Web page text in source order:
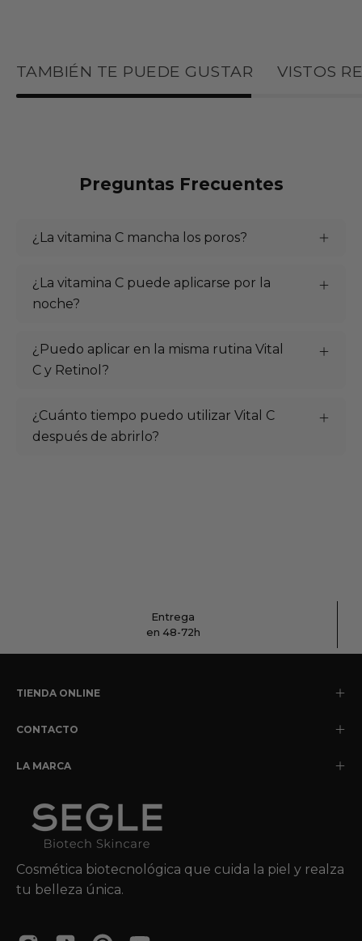
TAMBIÉN TE PUEDE GUSTAR VISTOS
Preguntas Frecuentes
¿La vitamina C mancha los poros?
¿La vitamina C puede aplicarse por la
noche?
¿Puedo aplicar en la misma rutina Vital
C y Retinol?
¿Cuánto tiempo puedo utilizar Vital C
después de abrirlo?
Entrega
en 48-72h
TIENDA ONLINE
CONTACTO
LA MARCA
Cosmética biotecnológica que cuida la piel y realza
tu belleza única.